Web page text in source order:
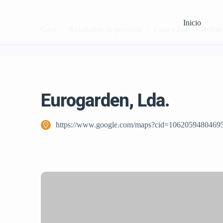
Inicio
Eurogarden, Lda.
https://www.google.com/